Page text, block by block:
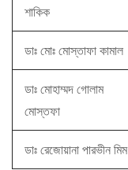
শাকিক
ডাঃ মোঃ মোস্তাফা কামাল
ডাঃ মোহাম্মদ গোলাম
মোস্তফা
ডাঃ রেজোয়ানা পারভীন মিম